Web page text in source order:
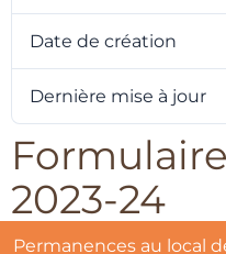
Date de création
Dernière mise à jour
2023-24
Permanences au local